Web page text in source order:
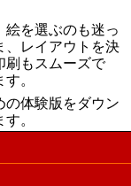
絵を選ぶのも迷っ
、レイアウトを決
刷もスムーズで
。
の体験版をダウン
。